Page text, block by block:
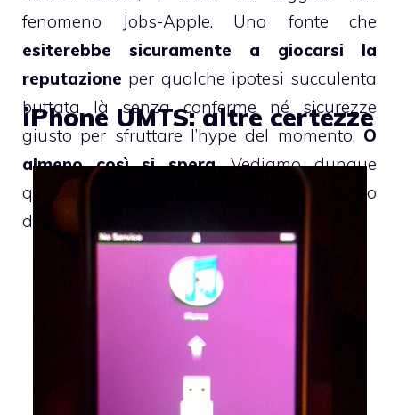
fenomeno Jobs-Apple. Una fonte che
esiterebbe sicuramente a giocarsi la
reputazione per qualche ipotesi succulenta
buttata là senza conferme né sicurezze
giusto per sfruttare l’hype del momento. O
almeno così si spera. Vediamo dunque
quali saranno le caratteristiche del nuovo
device secondo il giornalista.
iPhone UMTS: altre certezze